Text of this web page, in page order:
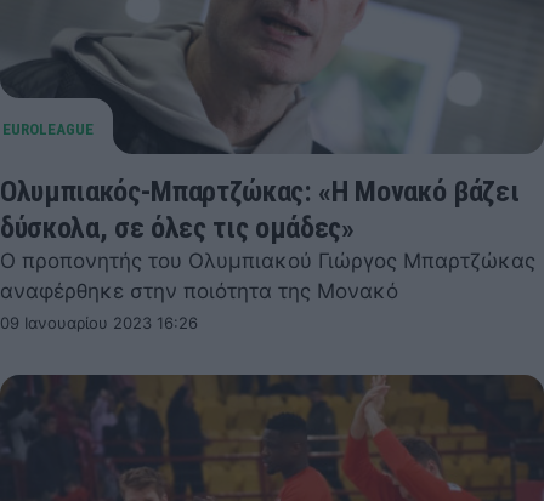
Ολυμπιακός-Μπαρτζώκας: «Η Μονακό βάζει
δύσκολα, σε όλες τις ομάδες»
Ο προπονητής του Ολυμπιακού Γιώργος Μπαρτζώκας
αναφέρθηκε στην ποιότητα της Μονακό
09 Ιανουαρίου 2023 16:26